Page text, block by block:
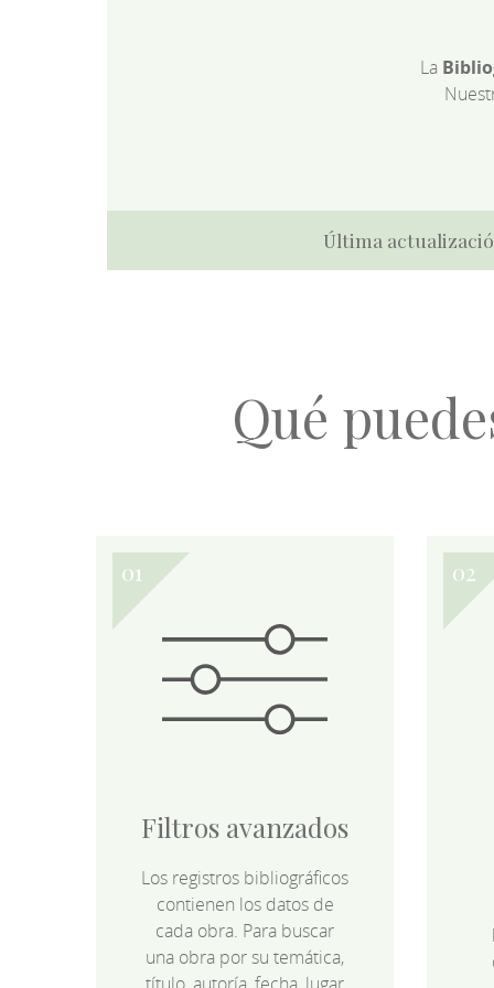
La
Última
Qué
Filtros avanzados
Los registros bibliográficos
contienen los datos de
cada obra. Para buscar
una obra por su temática,
título, autoría, fecha, lugar